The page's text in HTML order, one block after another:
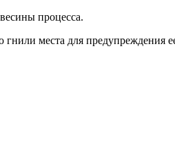
процесса.
места для предупреждения